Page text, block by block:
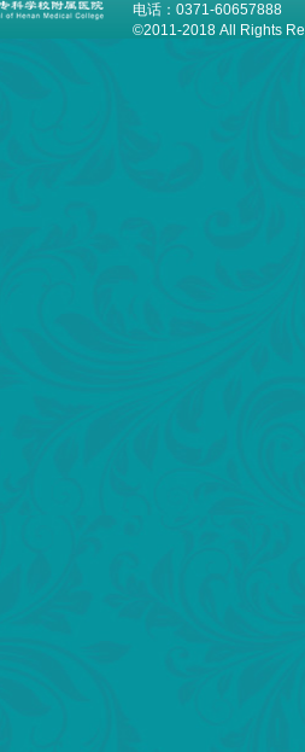
电话：0371-60657888
©2011-2018 All Rights